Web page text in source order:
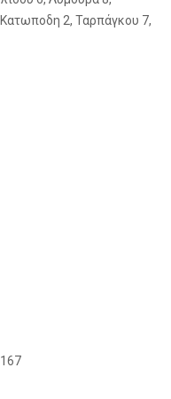
2, Ταρπάγκου 7,